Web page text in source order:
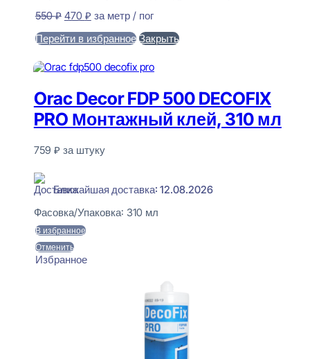
550₽ Первоначальная
составляла
470 ₽Текущая
470 ₽.
за метр / пог
Перейти в избранное Закрыть
Orac Decor FDP 500 DECOFIX
PRO Монтажный клей, 310 мл
759 ₽ за штуку
Ближайшая доставка: 12.08.2026
Фасовка/Упаковка: 310 мл
В избранное
Отменить
Избранное